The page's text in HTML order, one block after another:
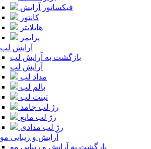
فیکساتور آرایش
کانتور
هایلایتر
پرایمر
آرایش لب
بازگشت به آرایش لب
آرایش لب
مداد لب
بالم لب
تینت لب
رژ لب جامد
رژ لب مایع
رژ لب مدادی
آرایش و زیبایی مو
بازگشت به آرایش و زیبایی مو